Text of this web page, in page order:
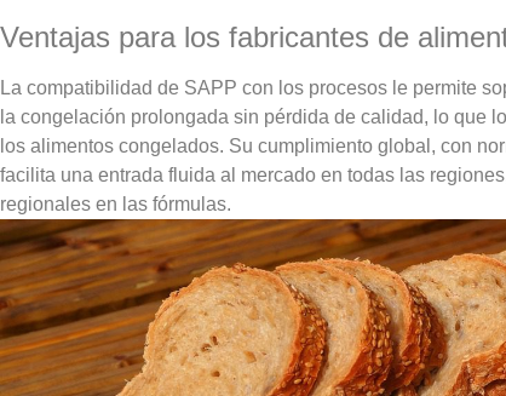
Ventajas para los fabricantes de
La compatibilidad de SAPP con los procesos le permite
la congelación prolongada sin pérdida de calidad, lo que
los alimentos congelados. Su cumplimiento global, con
facilita una entrada fluida al mercado en todas las
regionales en las fórmulas.